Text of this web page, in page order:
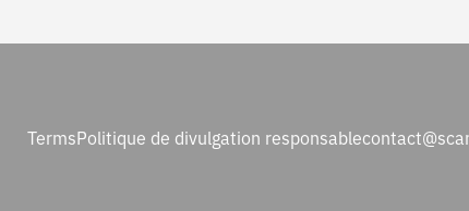
TermsPolitique de divulgation responsable